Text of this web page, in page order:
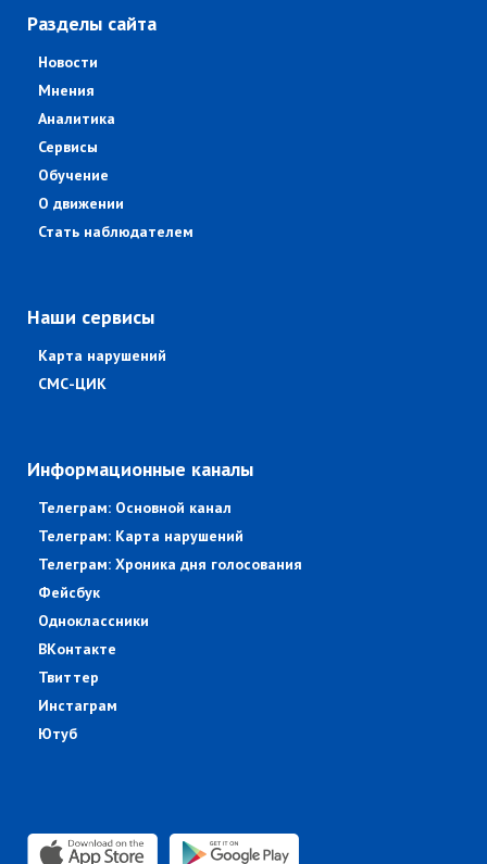
Разделы сайта
Новости
Мнения
Аналитика
Сервисы
Обучение
О движении
Стать наблюдателем
Наши сервисы
Карта нарушений
СМС-ЦИК
Информационные каналы
Телеграм: Основной канал
Телеграм: Карта нарушений
Телеграм: Хроника дня голосования
Фейсбук
Одноклассники
ВКонтакте
Твиттер
Инстаграм
Ютуб